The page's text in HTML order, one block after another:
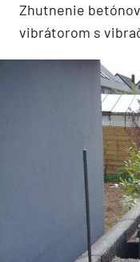
Zhutnenie
vibrátorom s